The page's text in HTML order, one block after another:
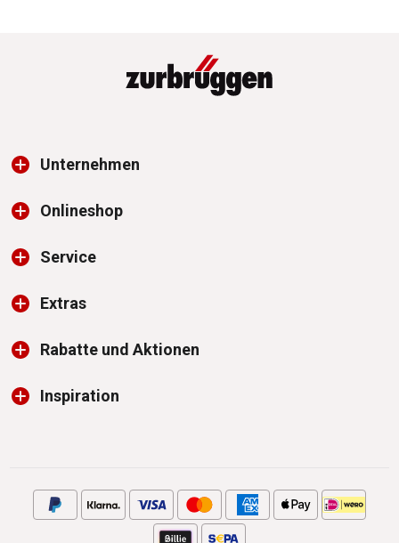
Unternehmen
Onlineshop
Service
Extras
Rabatte und Aktionen
Inspiration